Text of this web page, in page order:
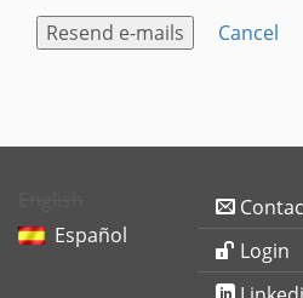
Cancel
Español
Login